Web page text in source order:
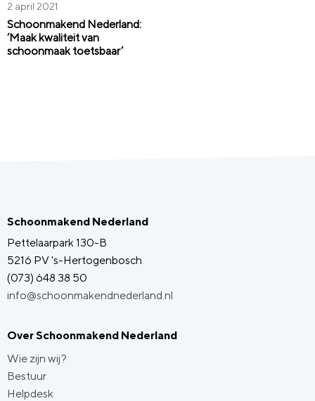
2 april 2021
Schoonmakend Nederland:
‘Maak kwaliteit van
schoonmaak toetsbaar’
Schoonmakend Nederland
Pettelaarpark 130-B
5216 PV 's-Hertogenbosch
(073) 648 38 50
info@schoonmakendnederland.nl
Over Schoonmakend Nederland
Wie zijn wij?
Bestuur
Helpdesk